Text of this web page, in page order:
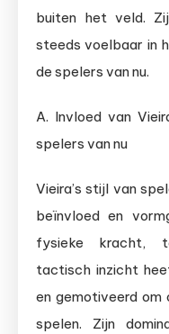
buiten het veld.
steeds voelbaar in
de spelers van nu.
A. Invloed van
spelers van nu
Vieira’s stijl van
beïnvloed en
fysieke kracht,
tactisch inzicht
en gemotiveerd om
spelen. Zijn